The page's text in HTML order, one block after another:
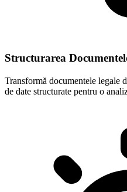
Structurarea
Transformă documentele legale
de date structurate pentru o